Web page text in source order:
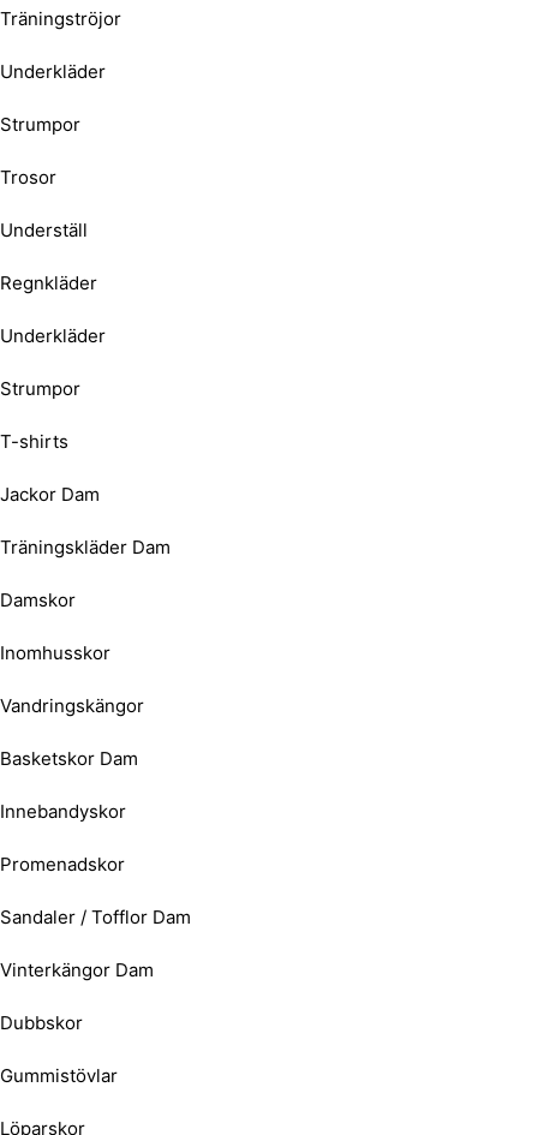
Träningströjor
Underkläder
Strumpor
Trosor
Underställ
Regnkläder
Underkläder
Strumpor
T-shirts
Jackor Dam
Träningskläder Dam
Damskor
Inomhusskor
Vandringskängor
Basketskor Dam
Innebandyskor
Promenadskor
Sandaler / Tofflor Dam
Vinterkängor Dam
Dubbskor
Gummistövlar
Löparskor